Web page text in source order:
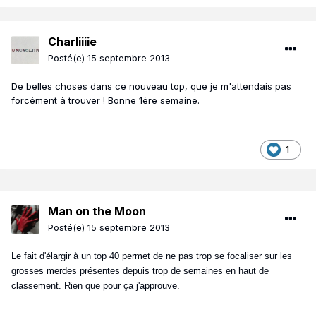
Charliiiie
Posté(e) 15 septembre 2013
De belles choses dans ce nouveau top, que je m'attendais pas
forcément à trouver ! Bonne 1ère semaine.
1
Man on the Moon
Posté(e) 15 septembre 2013
Le fait d'élargir à un top 40 permet de ne pas trop se focaliser sur les
grosses merdes présentes depuis trop de semaines en haut de
classement. Rien que pour ça j'approuve.